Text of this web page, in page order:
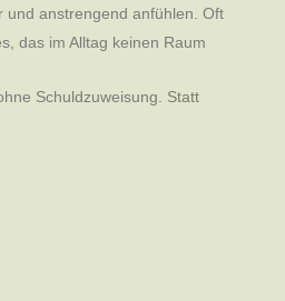
und anstrengend anfühlen. Oft
das im Alltag keinen Raum
Schuldzuweisung. Statt